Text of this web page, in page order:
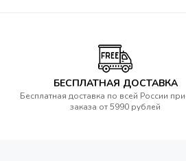
БЕСПЛАТНАЯ ДОСТАВКА
Бесплатная доставка по всей России
заказа от 5990 рублей